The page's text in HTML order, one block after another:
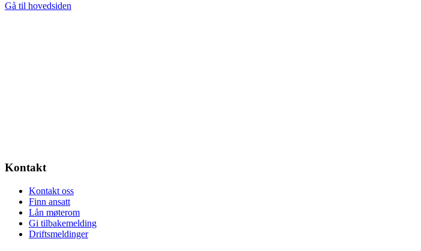
Gå til hovedsiden
Kontakt
Kontakt oss
Finn ansatt
Lån møterom
Gi tilbakemelding
Driftsmeldinger